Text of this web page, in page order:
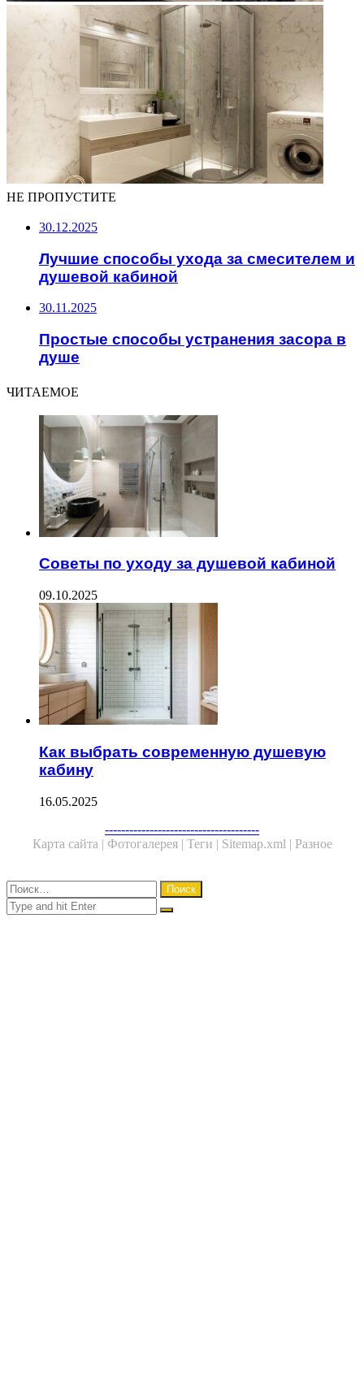
НЕ ПРОПУСТИТЕ
30.12.2025
Лучшие способы ухода за смесителем и
душевой кабиной
30.11.2025
Простые способы устранения засора в
душе
ЧИТАЕМОЕ
Советы по уходу за душевой кабиной
09.10.2025
Как выбрать современную душевую
кабину
16.05.2025
--------------------------------------
Карта сайта | Фотогалерея | Теги | Sitemap.xml | Разное
Close
Найти:
Close
Search